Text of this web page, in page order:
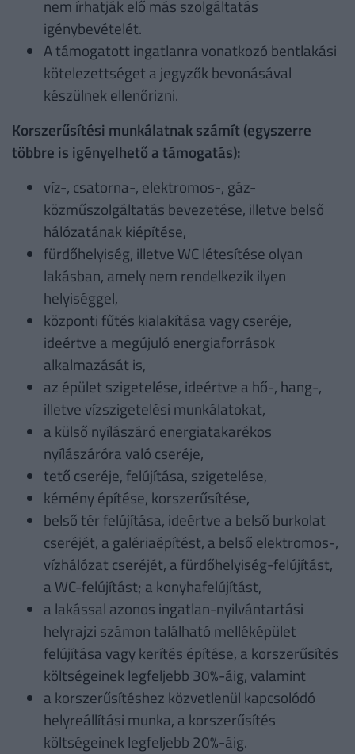
nem írhatják elő más szolgáltatás
igénybevételét.
A támogatott ingatlanra vonatkozó bentlakási
kötelezettséget a jegyzők bevonásával
készülnek ellenőrizni.
Korszerűsítési munkálatnak számít (egyszerre
többre is igényelhető a támogatás):
víz-, csatorna-, elektromos-, gáz-
közműszolgáltatás bevezetése, illetve belső
hálózatának kiépítése,
fürdőhelyiség, illetve WC létesítése olyan
lakásban, amely nem rendelkezik ilyen
helyiséggel,
központi fűtés kialakítása vagy cseréje,
ideértve a megújuló energiaforrások
alkalmazását is,
az épület szigetelése, ideértve a hő-, hang-,
illetve vízszigetelési munkálatokat,
a külső nyílászáró energiatakarékos
nyílászáróra való cseréje,
tető cseréje, felújítása, szigetelése,
kémény építése, korszerűsítése,
belső tér felújítása, ideértve a belső burkolat
cseréjét, a galériaépítést, a belső elektromos-,
vízhálózat cseréjét, a fürdőhelyiség-felújítást,
a WC-felújítást; a konyhafelújítást,
a lakással azonos ingatlan-nyilvántartási
helyrajzi számon található melléképület
felújítása vagy kerítés építése, a korszerűsítés
költségeinek legfeljebb 30%-áig, valamint
a korszerűsítéshez közvetlenül kapcsolódó
helyreállítási munka, a korszerűsítés
költségeinek legfeljebb 20%-áig.